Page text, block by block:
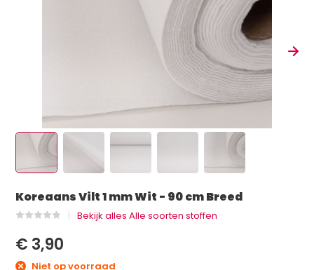
Koreaans Vilt 1 mm Wit - 90 cm Breed
Bekijk alles Alle soorten stoffen
€ 3,90
Niet op voorraad